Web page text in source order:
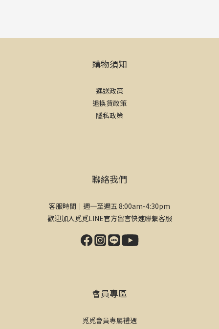
購物須知
運送政策
退換貨政策
隱私政策
聯絡我們
客服時間｜週一至週五 8:00am-4:30pm
歡迎加入覓覓LINE官方留言快速聯繫客服
會員專區
覓覓會員專屬禮遇